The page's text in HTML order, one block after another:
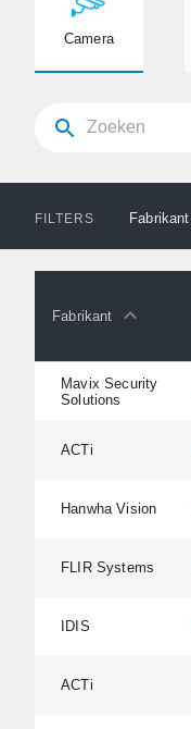
Camera
FILTERS Fabrikant
Fabrikant
Mavix Security
Solutions
ACTi
Hanwha Vision
FLIR Systems
IDIS
ACTi